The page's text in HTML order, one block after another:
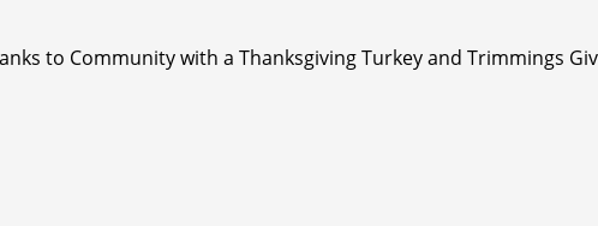
to Community with a Thanksgiving Turkey and Trimmings